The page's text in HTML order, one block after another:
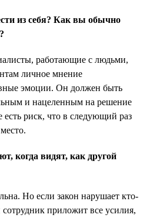
из себя? Как вы обычно
работающие с людьми,
личное мнение
эмоции. Он должен быть
и нацеленным на решение
риск, что в следующий раз
когда видят, как другой
Но если закон нарушает кто-
приложит все усилия,